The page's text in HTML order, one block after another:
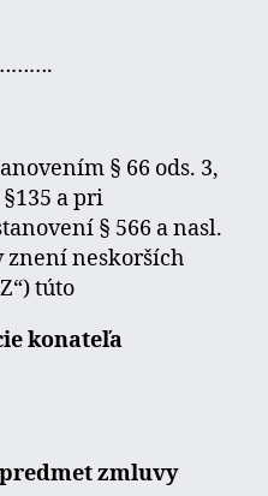
§ 66 ods. 3,
a pri
§ 566 a nasl.
znení neskorších
túto
konateľa
zmluvy